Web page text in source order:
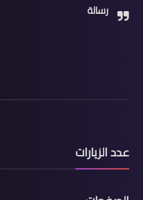
رسالة
عدد الزيارات